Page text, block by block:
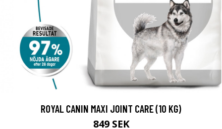
ROYAL CANIN MAXI JOINT CARE (10 KG)
849 SEK